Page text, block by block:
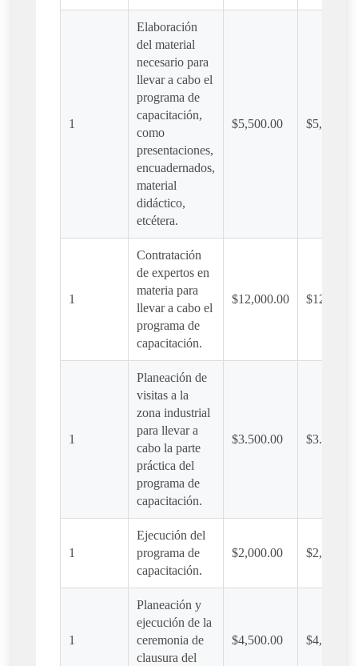
1
Elaboración
del material
necesario para
llevar a cabo el
programa de
capacitación,
como
presentaciones,
encuadernados,
material
didáctico,
etcétera.
$5,500.00 $5,500.00
1
Contratación
de expertos en
materia para
llevar a cabo el
programa de
capacitación.
$12,000.00
1
Planeación de
visitas a la
zona industrial
para llevar a
cabo la parte
práctica del
programa de
capacitación.
$3.500.00 $3.500.00
1
Ejecución del
programa de
capacitación.
$2,000.00 $2,000.00
1
Planeación y
ejecución de la
ceremonia de
clausura del
$4,500.00 $4,500.00